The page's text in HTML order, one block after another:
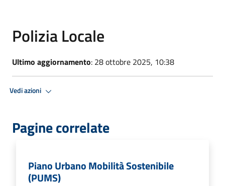
Polizia Locale
Ultimo aggiornamento: 28 ottobre 2025, 10:38
Vedi azioni
Pagine correlate
Piano Urbano Mobilità Sostenibile
(PUMS)